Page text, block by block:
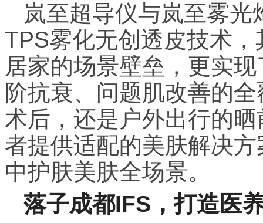
岚至超导仪与岚至雾光
TPS雾化无创透皮技术
居家的场景壁垒，更实
阶抗衰、问题肌改善的
术后，还是户外出行的
者提供适配的美肤解决
中护肤美肤全场景。
落子成都IFS，打造医